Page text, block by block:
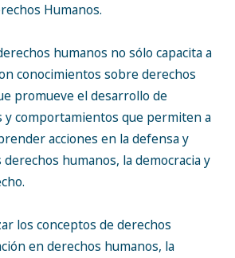
Humanos.
humanos no sólo capacita a
conocimientos sobre derechos
promueve el desarrollo de
y comportamientos que permiten a
acciones en la defensa y
humanos, la democracia y
los conceptos de derechos
en derechos humanos, la